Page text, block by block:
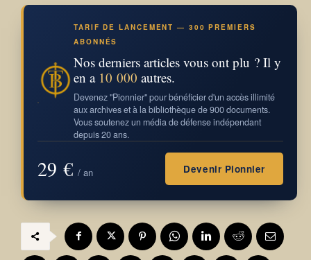
TARIF DE LANCEMENT — 300 PREMIERS
ABONNÉS
Nos derniers articles vous ont plu ? Il y
en a 10 000 autres.
Devenez "Pionnier" pour bénéficier d'un accès illimité
aux archives et à la bibliothèque de 900 documents.
Vous soutenez un média de défense indépendant
depuis 20 ans.
29 € / an Devenir Pionnier